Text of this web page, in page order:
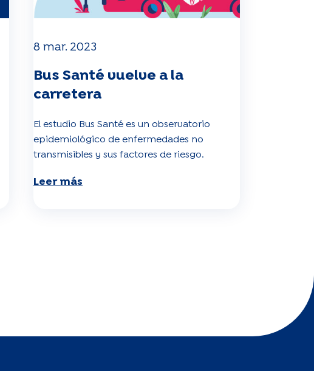
8 mar. 2023
Bus Santé vuelve a la
carretera
El estudio Bus Santé es un observatorio
epidemiológico de enfermedades no
transmisibles y sus factores de riesgo.
Leer más